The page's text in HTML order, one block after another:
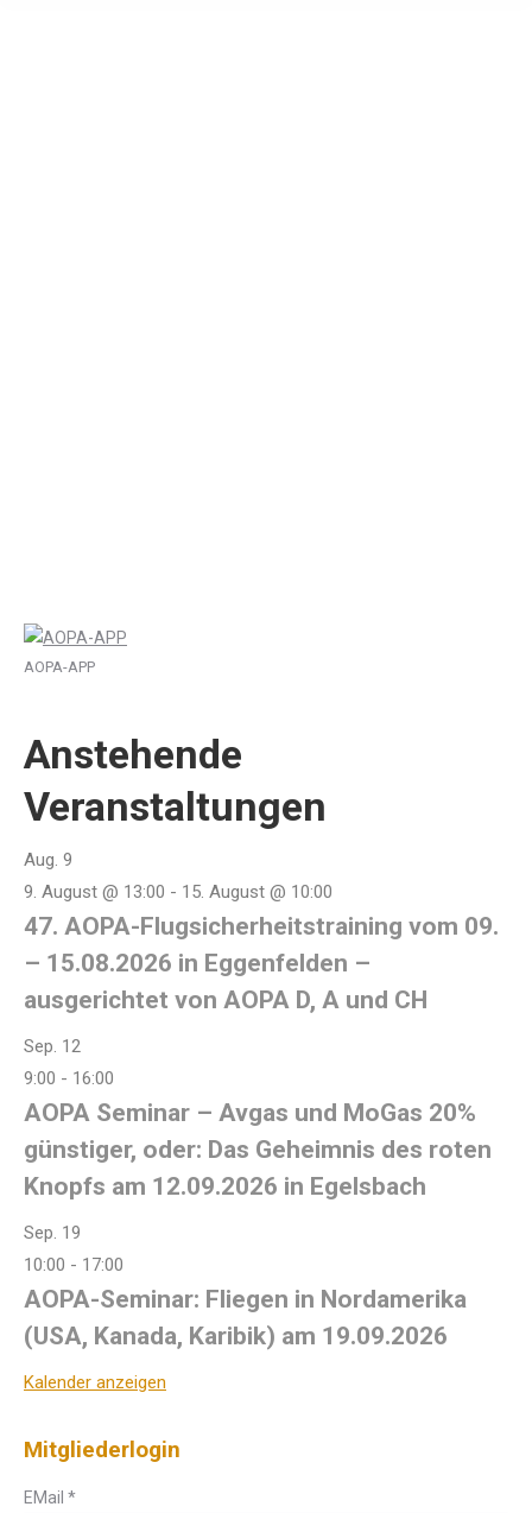
AOPA-APP
Anstehende
Veranstaltungen
Aug. 9
9. August @ 13:00 - 15. August @ 10:00
47. AOPA-Flugsicherheitstraining vom 09.
– 15.08.2026 in Eggenfelden –
ausgerichtet von AOPA D, A und CH
Sep. 12
9:00 - 16:00
AOPA Seminar – Avgas und MoGas 20%
günstiger, oder: Das Geheimnis des roten
Knopfs am 12.09.2026 in Egelsbach
Sep. 19
10:00 - 17:00
AOPA-Seminar: Fliegen in Nordamerika
(USA, Kanada, Karibik) am 19.09.2026
Kalender anzeigen
Mitgliederlogin
EMail *